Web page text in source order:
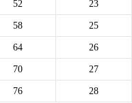
52
23
58
25
64
26
70
27
76
28